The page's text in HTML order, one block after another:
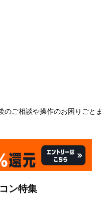
のご相談や操作のお困りごと
ン特集